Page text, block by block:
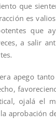
que
es
que
a salir
apego
ojalá el
aprobación